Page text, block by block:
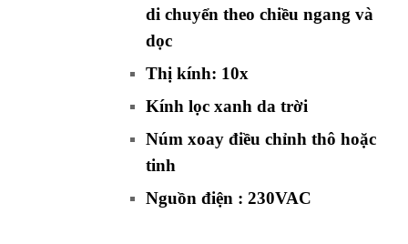
di chuyển theo chiều ngang và
dọc
Thị kính: 10x
Kính lọc xanh da trời
Núm xoay điều chỉnh thô hoặc
tinh
Nguồn điện : 230VAC